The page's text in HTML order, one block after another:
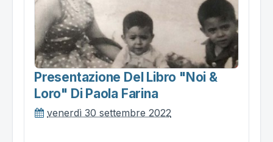
Presentazione Del Libro "noi &
Loro" Di Paola Farina
venerdì 30 settembre 2022